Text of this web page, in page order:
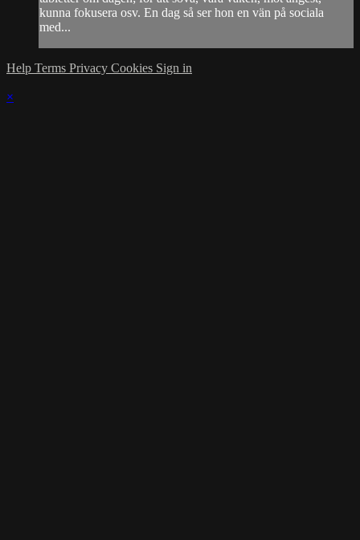
kunna fokusera osv. En dag så ser hon en vän på sociala
med...
Help Terms Privacy Cookies Sign in
×